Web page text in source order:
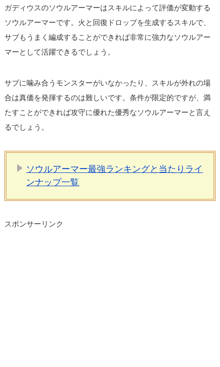
ガディウスのソウルアーマーはスキルによって評価が変動する
ソウルアーマーです。火と回復ドロップを生成するスキルで、
サブもうまく編成することができれば非常に強力なソウルアー
マーとして活躍できるでしょう。
サブに噛み合うモンスターがいなかったり、スキルが外れの場
合は真価を発揮するのは難しいです。条件が限定的ですが、満
たすことができれば攻守に優れた優秀なソウルアーマーと言え
るでしょう。
ソウルアーマー最強ランキングと当たりライ
ンナップ一覧
スポンサーリンク